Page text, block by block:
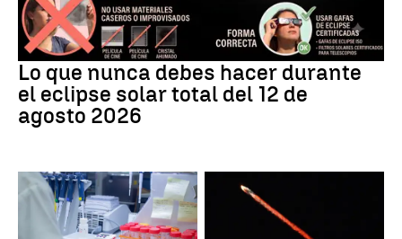
Eclipse
Lo que nunca debes hacer durante
el eclipse solar total del 12 de
agosto 2026